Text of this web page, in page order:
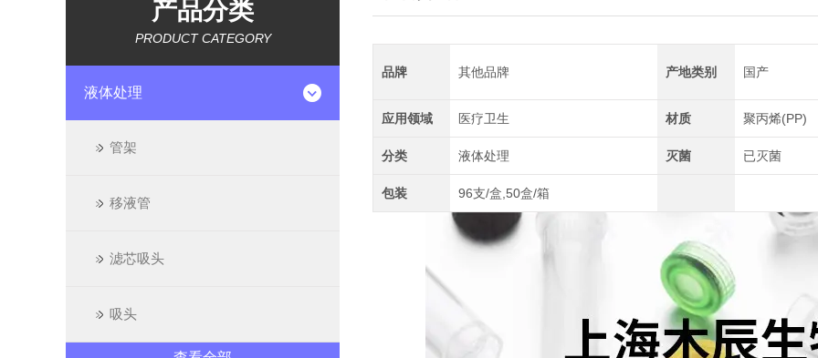
产品分类
PRODUCT CATEGORY
液体处理
管架
移液管
滤芯吸头
吸头
品牌 其他品牌 产地类别 国产
应用领域 医疗卫生 材质 聚丙烯(PP)
分类 液体处理 灭菌 已灭菌
包装 96支/盒,50盒/箱